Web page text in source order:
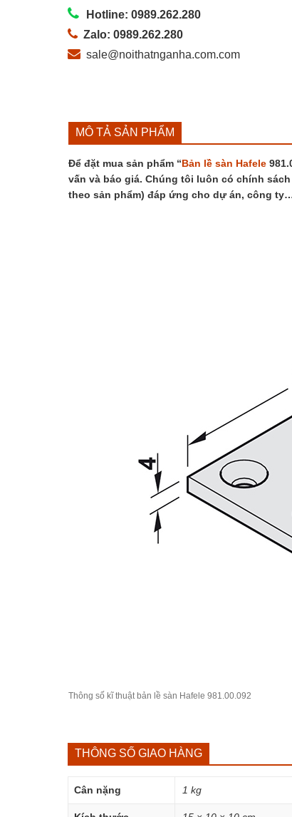
Hotline: 0989.262.280
Zalo: 0989.262.280
sale@noithatnganha.com.com
MÔ TẢ SẢN PHẨM
Để đặt mua sản phẩm “Bản lề sàn Hafele
vấn và báo giá. Chúng tôi luôn có chính
theo sản phẩm) đáp ứng cho dự án, công
Thông số kĩ thuật bản lề sàn Hafele 981.00.092
THÔNG SỐ GIAO HÀNG
Cân nặng 1 kg